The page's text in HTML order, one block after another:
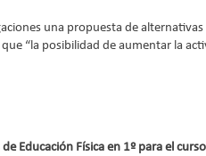
una propuesta de
“la posibilidad de aumentar la
Educación Física en 1º para el